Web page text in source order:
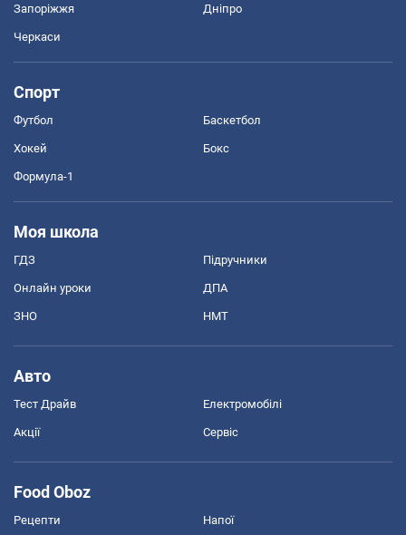
Запоріжжя Дніпро
Черкаси
Спорт
Футбол Баскетбол
Хокей Бокс
Формула-1
Моя школа
ГДЗ Підручники
Онлайн уроки ДПА
ЗНО НМТ
Авто
Тест Драйв Електромобілі
Акції Сервіс
Food Oboz
Рецепти Напої